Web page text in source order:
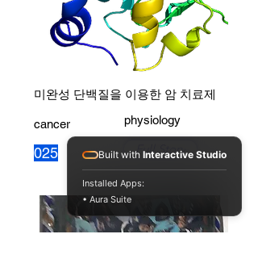
미완성 단백질을 이용한 암 치료제
cancer
025
physiology
Full Story
Built with Interactive Studio
Installed Apps:
• Aura Suite